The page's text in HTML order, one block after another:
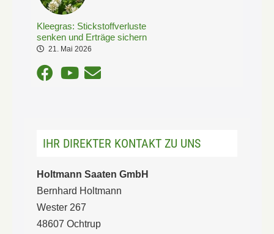
Kleegras: Stickstoffverluste
senken und Erträge sichern
21. Mai 2026
IHR DIREKTER KONTAKT ZU UNS
Holtmann Saaten GmbH
Bernhard Holtmann
Wester 267
48607 Ochtrup